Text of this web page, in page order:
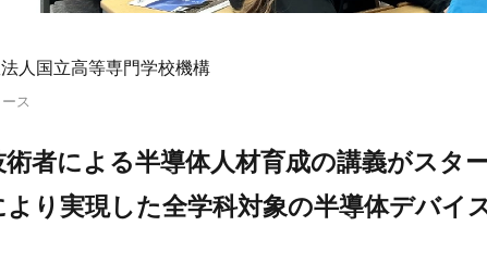
人国立高等専門学校機構
ス
術者による半導体人材育成の講義がスタ
より実現した全学科対象の半導体デバイ